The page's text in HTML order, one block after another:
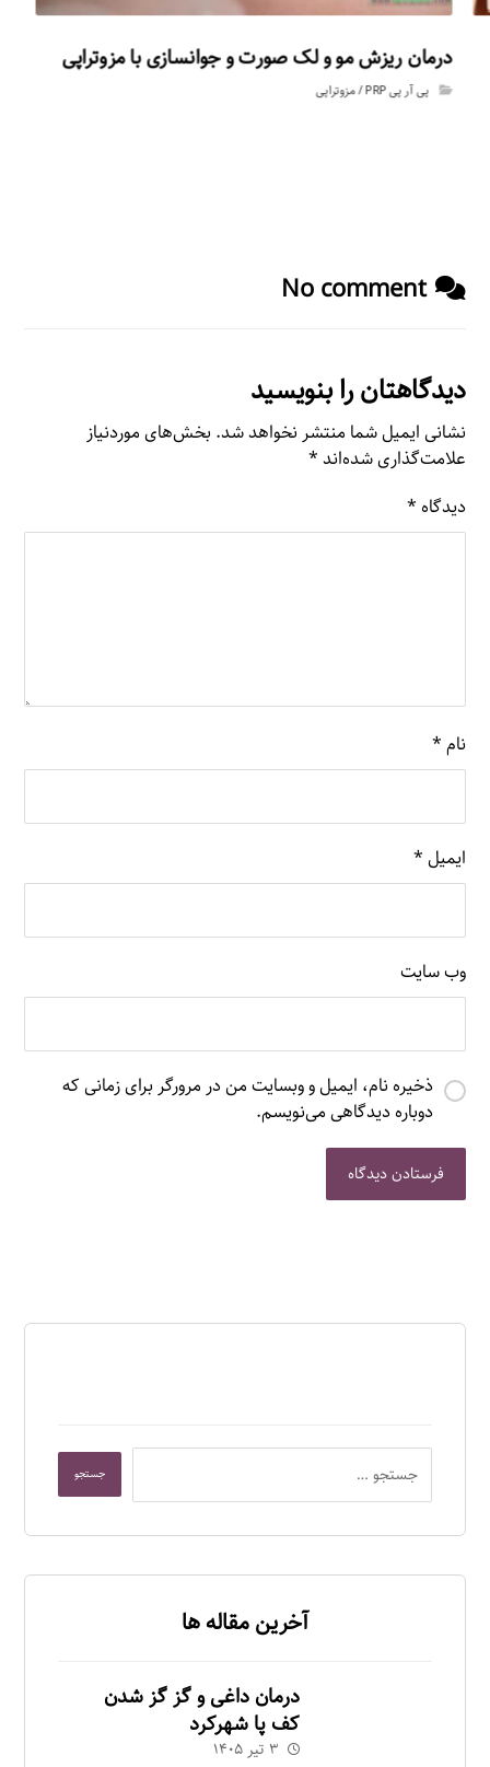
درمان ریزش مو و لک صورت و جوانسازی با مزوتراپی
پى آر پى PRP / مزوتراپى
No comment
دیدگاهتان را بنویسید
نشانی ایمیل شما منتشر نخواهد شد. بخش‌های موردنیاز
علامت‌گذاری شده‌اند*
دیدگاه*
نام*
ایمیل*
وب‌ سایت
ذخیره نام، ایمیل و وبسایت من در مرورگر برای زمانی که
دوباره دیدگاهی می‌نویسم.
آخرین مقاله ها
درمان داغی و گز گز شدن
کف پا شهرکرد
۳ تیر ۱۴۰۵